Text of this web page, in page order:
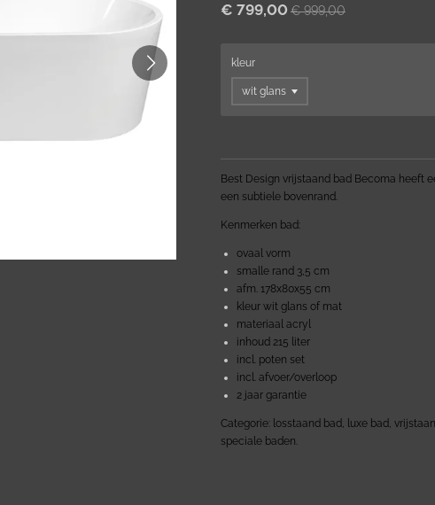
€ 799,00 € 999,00
kleur
Best Design vrijstaand bad Becoma heeft
een subtiele bovenrand.
Kenmerken bad:
ovaal vorm
smalle rand 3,5 cm
afm. 178x80x55 cm
kleur wit glans of mat
materiaal acryl
inhoud 215 liter
incl. poten set
incl. afvoer/overloop
2 jaar garantie
Categorie: losstaand bad, luxe bad,
speciale baden.